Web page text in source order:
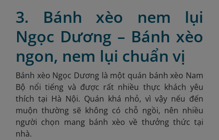
3. Bánh xèo nem lụi
Ngọc Dương – Bánh xèo
ngon, nem lụi chuẩn vị
Bánh xèo Ngọc Dương là một quán bánh xèo Nam
Bộ nổi tiếng và được rất nhiều thực khách yêu
thích tại Hà Nội. Quán khá nhỏ, vì vậy nếu đến
muộn thường sẽ không có chỗ ngồi, nên nhiều
người chọn mang bánh xèo về thưởng thức tại
nhà.